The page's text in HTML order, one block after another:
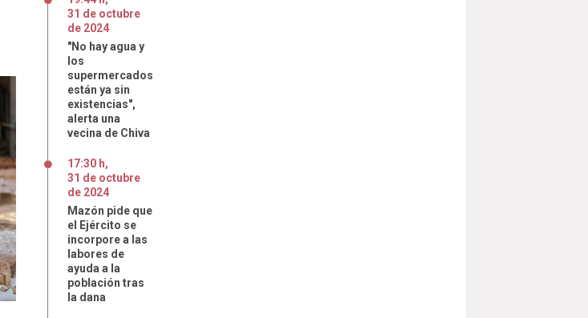
31 de octubre
de 2024
"No hay agua y
los
supermercados
están ya sin
existencias",
alerta una
vecina de Chiva
17:30 h,
31 de octubre
de 2024
Mazón pide que
el Ejército se
incorpore a las
labores de
ayuda a la
población tras
la dana